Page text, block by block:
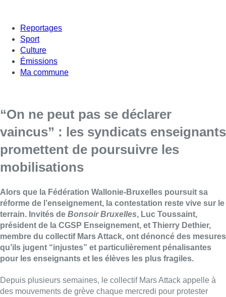
Reportages
Sport
Culture
Émissions
Ma commune
“On ne peut pas se déclarer
vaincus” : les syndicats enseignants
promettent de poursuivre les
mobilisations